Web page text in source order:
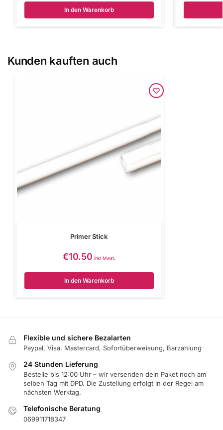
In den Warenkorb
Kunden kauften auch
Primer Stick
€10.50 inkl Mwst.
In den Warenkorb
Flexible und sichere Bezalarten
Paypal, Visa, Mastercard, Sofortüberweisung, Barzahlung
24 Stunden Lieferung
Bestelle bis 12:00 Uhr – wir versenden dein Paket noch am
selben Tag mit DPD. Die Zustellung erfolgt in der Regel am
nächsten Werktag.
Telefonische Beratung
069911718347